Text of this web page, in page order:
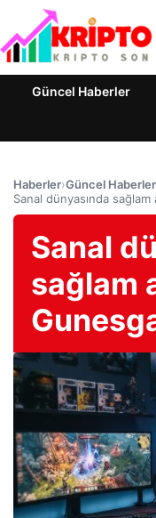
Güncel Haberler
Haberler›Güncel Haberler
Sanal dünyasında
Sanal
sağlam